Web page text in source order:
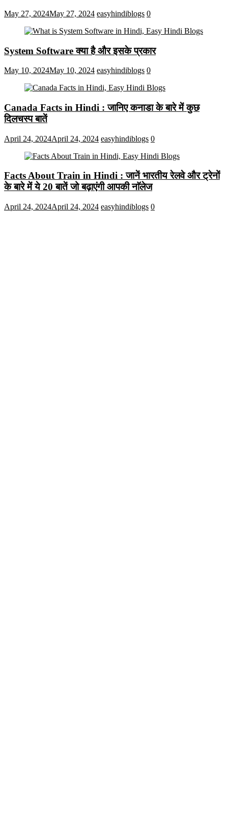
May 27, 2024May 27, 2024 easyhindiblogs 0
System Software क्या है और इसके प्रकार
May 10, 2024May 10, 2024 easyhindiblogs 0
Canada Facts in Hindi : जानिए कनाडा के बारे में कुछ
दिलचस्प बातें
April 24, 2024April 24, 2024 easyhindiblogs 0
Facts About Train in Hindi : जानें भारतीय रेलवे और ट्रेनों
के बारे में ये 20 बातें जो बढ़ाएंगी आपकी नाॅलेज
April 24, 2024April 24, 2024 easyhindiblogs 0